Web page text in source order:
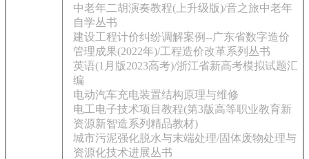
中老年二胡演奏教程(上升级版)/音之旅中老年
自学丛书
建设工程计价纠纷调解案例--广东省数字造价
管理成果(2022年)/工程造价改革系列丛书
英语(1月版2023高考)/浙江省新高考模拟试题汇
编
电动汽车充电装置结构原理与维修
电工电子技术项目教程(第3版高等职业教育新
资源新智造系列精品教材)
城市污泥强化脱水与末端处理/固体废物处理与
资源化技术进展丛书